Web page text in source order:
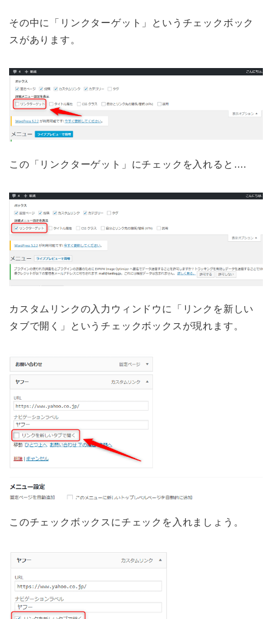
その中に「リンクターゲット」というチェックボック
スがあります。
この「リンクターゲット」にチェックを入れると….
カスタムリンクの入力ウィンドウに「リンクを新しい
タブで開く」というチェックボックスが現れます。
このチェックボックスにチェックを入れましょう。